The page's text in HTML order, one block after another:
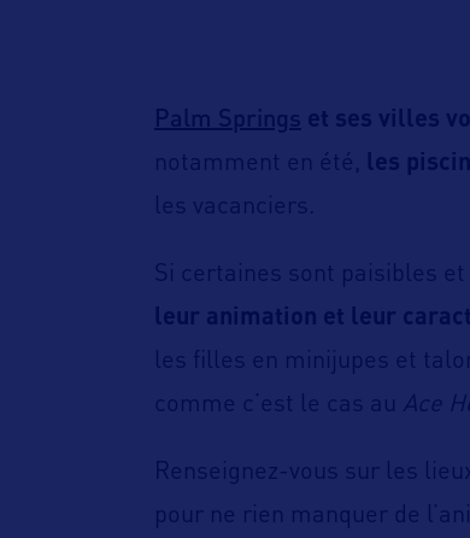
Palm Springs et ses villes
notamment en été, les
les vacanciers.
Si certaines sont paisibles et
leur animation et leur
les filles en minijupes et
comme c’est le cas au Ace
Renseignez-vous sur les
pour ne rien manquer de